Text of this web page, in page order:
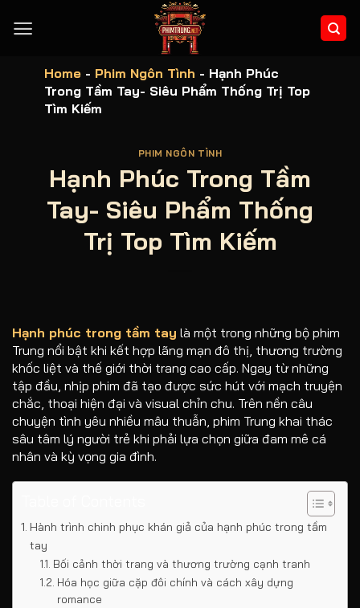
qua
Home - Phim Ngôn Tình - Hạnh Phúc
Trong Tầm Tay- Siêu Phẩm Thống Trị Top
Tìm Kiếm
PHIM NGÔN TÌNH
Hạnh Phúc Trong Tầm
Tay- Siêu Phẩm Thống
Trị Top Tìm Kiếm
Hạnh phúc trong tầm tay là một trong những bộ phim
Trung nổi bật khi kết hợp lãng mạn đô thị, thương trường
khốc liệt và thế giới thời trang cao cấp. Ngay từ những
tập đầu, nhịp phim đã tạo được sức hút với mạch truyện
chắc, thoại hiện đại và visual chỉn chu. Trên nền câu
chuyện tình yêu nhiều mâu thuẫn, phim Trung khai thác
sâu tâm lý người trẻ khi phải lựa chọn giữa đam mê cá
nhân và kỳ vọng gia đình.
Hành trình chinh phục khán giả của hạnh phúc trong tầm
tay
Bối cảnh thời trang và thương trường cạnh tranh
Hóa học giữa cặp đôi chính và cách xây dựng
romance